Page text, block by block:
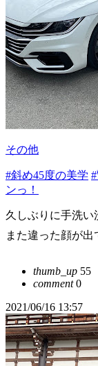
その他
#斜め45度の美学
ンっ！
久しぶりに手洗い
また違った顔が出
thumb_up 55
comment0
2021/06/16 13:57